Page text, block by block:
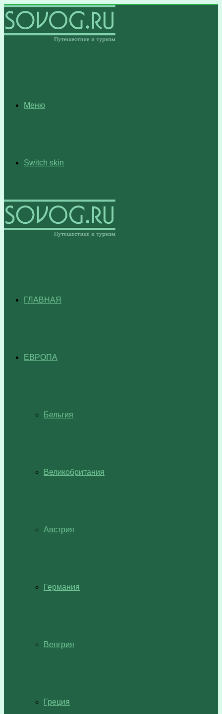
Меню
Switch skin
ГЛАВНАЯ
ЕВРОПА
Бельгия
Великобритания
Австрия
Германия
Венгрия
Греция